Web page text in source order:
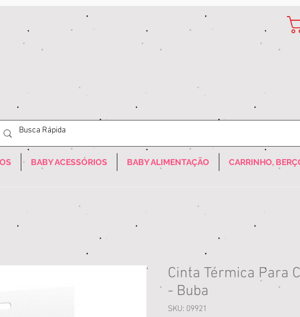
BABY ACESSÓRIOS BABY ALIMENTAÇÃO CARRINHO,
Cinta Térmica Para
- Buba
SKU: 09921